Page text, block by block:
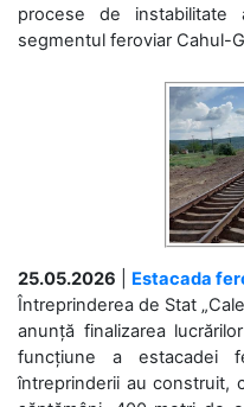
procese de
segmentul feroviar Cahul-
25.05.2026
Estacada
Întreprinderea de Stat
anunță finalizarea
funcțiune a estacadei
întreprinderii au construit,